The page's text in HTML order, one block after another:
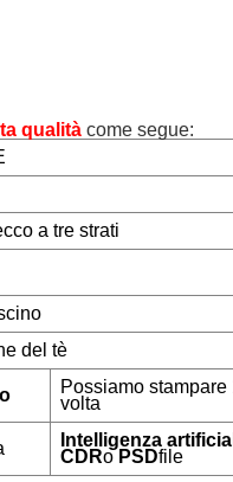
qualità come segue:
a tre strati
del tè
Possiamo
volta
Intelligenza
CDRo PSDfile